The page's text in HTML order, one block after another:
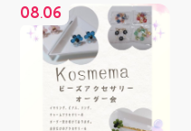
大量入荷予定です お楽
しみにーっ️‍️‍️‍ #スクイーズ
#アティ郡山 #福島県 #
郡山駅前 #郡山市
08.06